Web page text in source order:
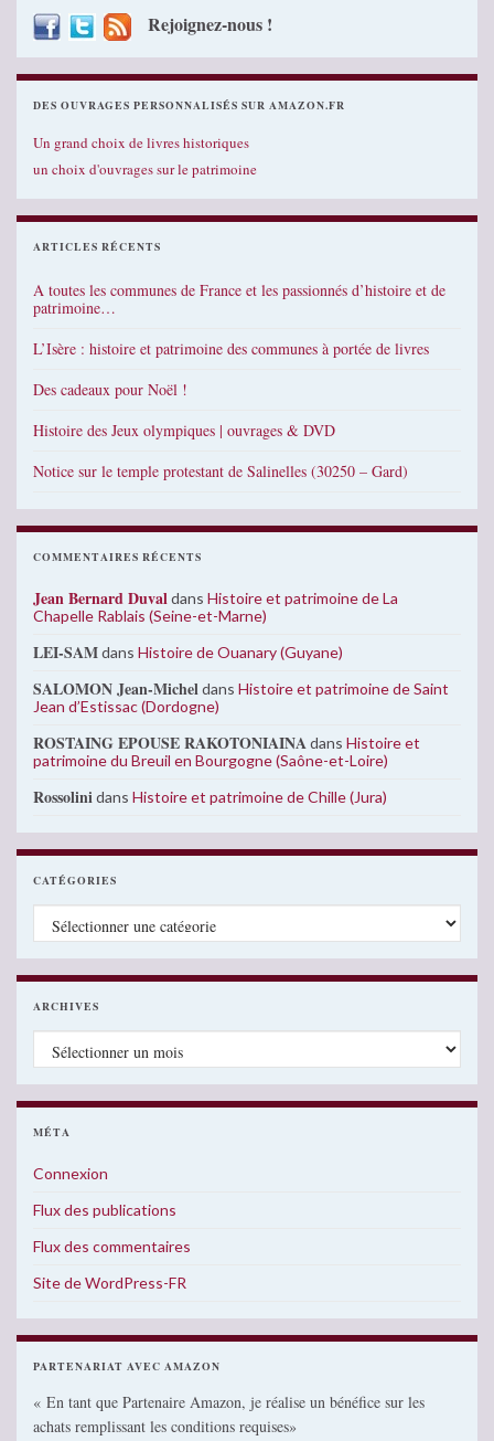
Rejoignez-nous !
DES OUVRAGES PERSONNALISÉS SUR AMAZON.FR
Un grand choix de livres historiques
un choix d'ouvrages sur le patrimoine
ARTICLES RÉCENTS
A toutes les communes de France et les passionnés d’histoire et de
patrimoine…
L’Isère : histoire et patrimoine des communes à portée de livres
Des cadeaux pour Noël !
Histoire des Jeux olympiques | ouvrages & DVD
Notice sur le temple protestant de Salinelles (30250 – Gard)
COMMENTAIRES RÉCENTS
Jean Bernard Duvaldans Histoire et patrimoine de La
Chapelle Rablais (Seine-et-Marne)
LEI-SAMdans Histoire de Ouanary (Guyane)
SALOMON Jean-Micheldans Histoire et patrimoine de Saint
Jean d’Estissac (Dordogne)
ROSTAING EPOUSE RAKOTONIAINAdans Histoire et
patrimoine du Breuil en Bourgogne (Saône-et-Loire)
Rossolinidans Histoire et patrimoine de Chille (Jura)
CATÉGORIES
Catégories
ARCHIVES
Archives
MÉTA
Connexion
Flux des publications
Flux des commentaires
Site de WordPress-FR
PARTENARIAT AVEC AMAZON
« En tant que Partenaire Amazon, je réalise un bénéfice sur les
achats remplissant les conditions requises»